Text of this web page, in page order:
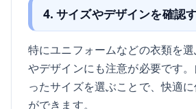
4. サイズやデザインを確認
特にユニフォームなどの衣類を
やデザインにも注意が必要です
ったサイズを選ぶことで、快適
ができます。